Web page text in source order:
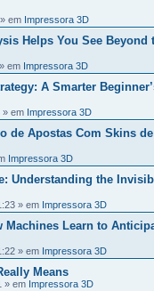
em Impressora 3D
Helps You See Beyond
em Impressora 3D
A Smarter
» em Impressora 3D
de Apostas Com Skins
Impressora 3D
Understanding the
» em Impressora 3D
Learn to
» em Impressora 3D
Means
» em Impressora 3D